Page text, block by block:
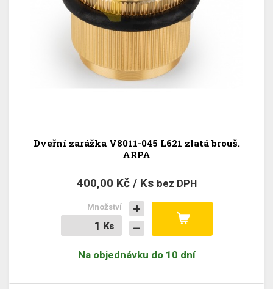
Dveřní zarážka V8011-045 L621 zlatá brouš.
ARPA
400,00 Kč / Ks bez DPH
Ks
Ks
Množství
Na objednávku do 10 dní